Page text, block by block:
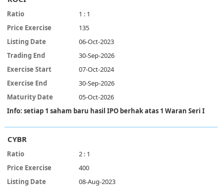
1 : 1
135
06-Oct-2023
30-Sep-2026
07-Oct-2024
30-Sep-2026
05-Oct-2026
Info: setiap 1 saham baru hasil IPO berhak atas 1 Waran Seri I
CYBR
2 : 1
400
08-Aug-2023